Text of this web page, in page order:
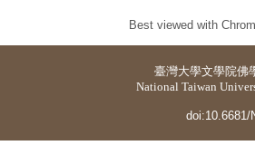
Best viewed with
臺灣大學文學院佛
National Taiwan
doi:10.6681/